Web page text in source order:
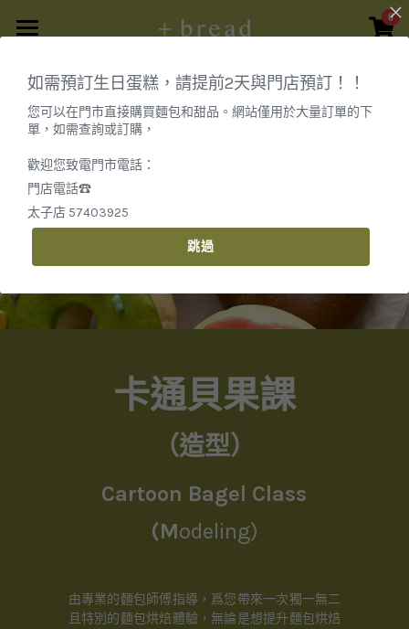
0
所有商品
原個蛋糕
散水餅
麵包課堂
鹼水貝果課
紐約貝果課
卡通貝果課（造型）
活動定制
繁體中文
Info@plusbread.com
聯繫我們
卡通貝果課
（造型）
Cartoon Bagel Class
(Modeling)
由專業的麵包師傅指導，爲您帶來一次獨一無二
且特別的麵包烘焙體驗，無論是想提升麵包烘焙
×
商品分類
馬芬蛋糕 · 瑪德蓮
曲奇 · 禮盒
原個蛋糕
如需預訂生日蛋糕，請提前2天與門店預訂！！
您可以在門市直接購買麵包和甜品。網站僅用於大量訂單的下
單，如需查詢或訂購，
歡迎您致電門市電話：
門店電話☎
太子店 57403925
跳過